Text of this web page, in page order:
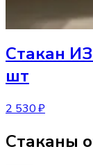
Стакан
шт
2 530 ₽
Стаканы